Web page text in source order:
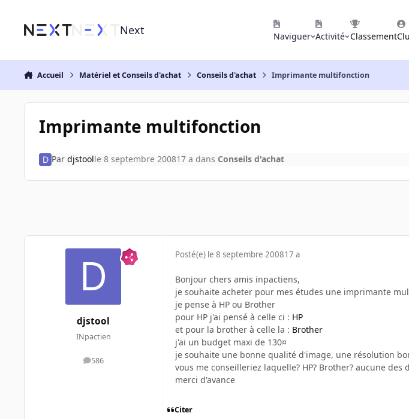
Next Naviguer Activité Classement
Accueil Matériel et Conseils d'achat Conseils d'achat Imprimante multifonction
Imprimante multifonction
Par djstoolle 8 septembre 200817 a dans Conseils d'achat
djstool
INpactien
586
messages
Posté(e) le 8 septembre 200817 a
Bonjour chers amis inpactiens,
je souhaite acheter pour mes études une imprimante
je pense à HP ou Brother
pour HP j'ai pensé à celle ci : HP
et pour la brother à celle la : Brother
j'ai un budget maxi de 130¤
je souhaite une bonne qualité d'image, une résolution
vous me conseilleriez laquelle? HP? Brother? aucune des
merci d'avance
Citer